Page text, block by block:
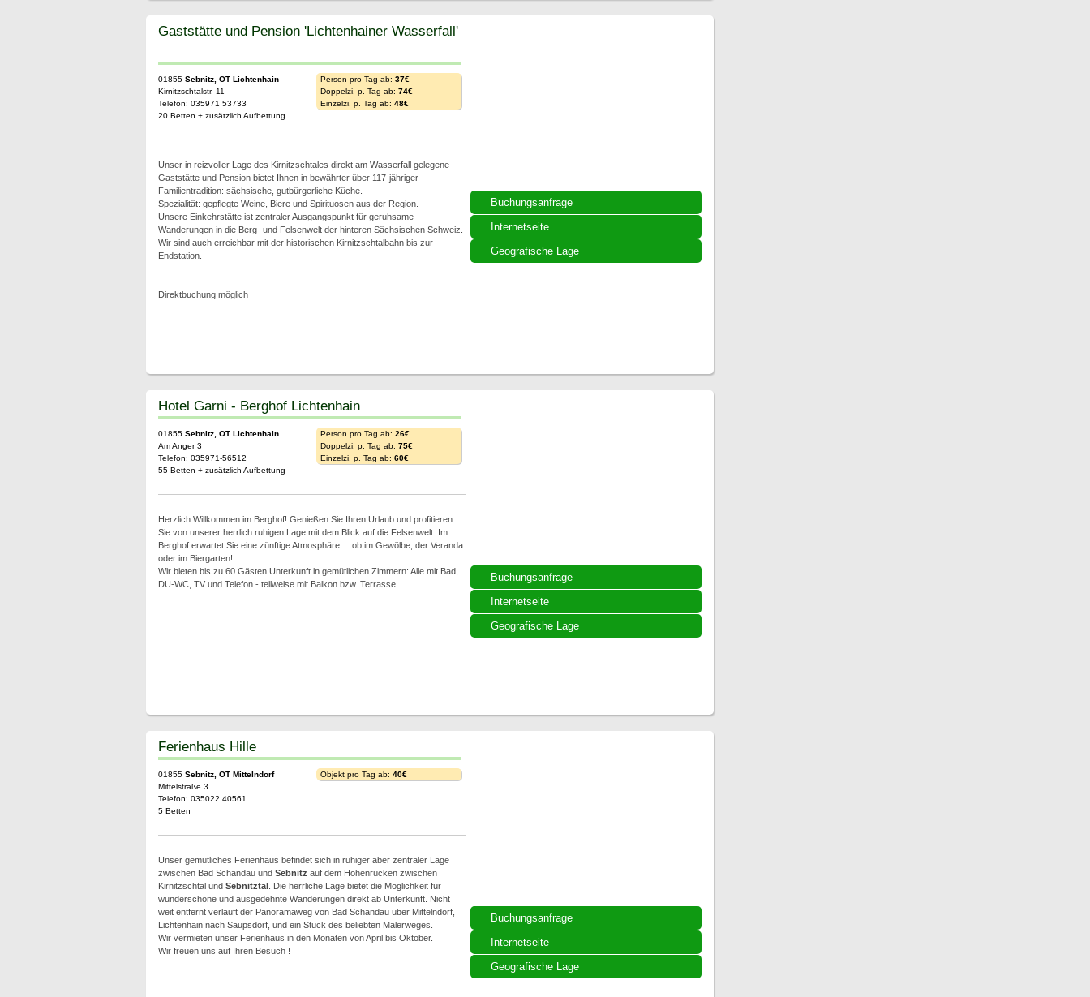
Buchungsanfrage
Internetseite
Geografische Lage
Gaststätte und Pension 'Lichtenhainer Wasserfall'
01855 Sebnitz, OT Lichtenhain
Kirnitzschtalstr. 11
Telefon: 035971 53733
20 Betten + zusätzlich Aufbettung
Person pro Tag ab: 37€
Doppelzi. p. Tag ab: 74€
Einzelzi. p. Tag ab: 48€
Unser in reizvoller Lage des Kirnitzschtales direkt am Wasserfall gelegene
Gaststätte und Pension bietet Ihnen in bewährter über 117-jähriger
Familientradition: sächsische, gutbürgerliche Küche.
Spezialität: gepflegte Weine, Biere und Spirituosen aus der Region.
Unsere Einkehrstätte ist zentraler Ausgangspunkt für geruhsame
Wanderungen in die Berg- und Felsenwelt der hinteren Sächsischen Schweiz.
Wir sind auch erreichbar mit der historischen Kirnitzschtalbahn bis zur
Endstation.
Direktbuchung möglich
Buchungsanfrage
Internetseite
Geografische Lage
Hotel Garni - Berghof Lichtenhain
01855 Sebnitz, OT Lichtenhain
Am Anger 3
Telefon: 035971-56512
55 Betten + zusätzlich Aufbettung
Person pro Tag ab: 26€
Doppelzi. p. Tag ab: 75€
Einzelzi. p. Tag ab: 60€
Herzlich Willkommen im Berghof! Genießen Sie Ihren Urlaub und profitieren
Sie von unserer herrlich ruhigen Lage mit dem Blick auf die Felsenwelt. Im
Berghof erwartet Sie eine zünftige Atmosphäre ... ob im Gewölbe, der Veranda
oder im Biergarten!
Wir bieten bis zu 60 Gästen Unterkunft in gemütlichen Zimmern: Alle mit Bad,
DU-WC, TV und Telefon - teilweise mit Balkon bzw. Terrasse.
Buchungsanfrage
Internetseite
Geografische Lage
Ferienhaus Hille
01855 Sebnitz, OT Mittelndorf
Mittelstraße 3
Telefon: 035022 40561
5 Betten
Objekt pro Tag ab: 40€
Unser gemütliches Ferienhaus befindet sich in ruhiger aber zentraler Lage
zwischen Bad Schandau und Sebnitz auf dem Höhenrücken zwischen
Kirnitzschtal und Sebnitztal. Die herrliche Lage bietet die Möglichkeit für
wunderschöne und ausgedehnte Wanderungen direkt ab Unterkunft. Nicht
weit entfernt verläuft der Panoramaweg von Bad Schandau über Mittelndorf,
Lichtenhain nach Saupsdorf, und ein Stück des beliebten Malerweges.
Wir vermieten unser Ferienhaus in den Monaten von April bis Oktober.
Wir freuen uns auf Ihren Besuch !